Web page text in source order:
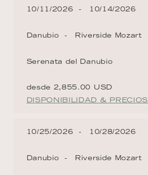
10/11/2026 10/14/2026
Danubio Riverside Mozart
Serenata del Danubio
desde 2,855.00 USD
DISPONIBILIDAD & PRECIOS
10/25/2026 10/28/2026
Danubio Riverside Mozart